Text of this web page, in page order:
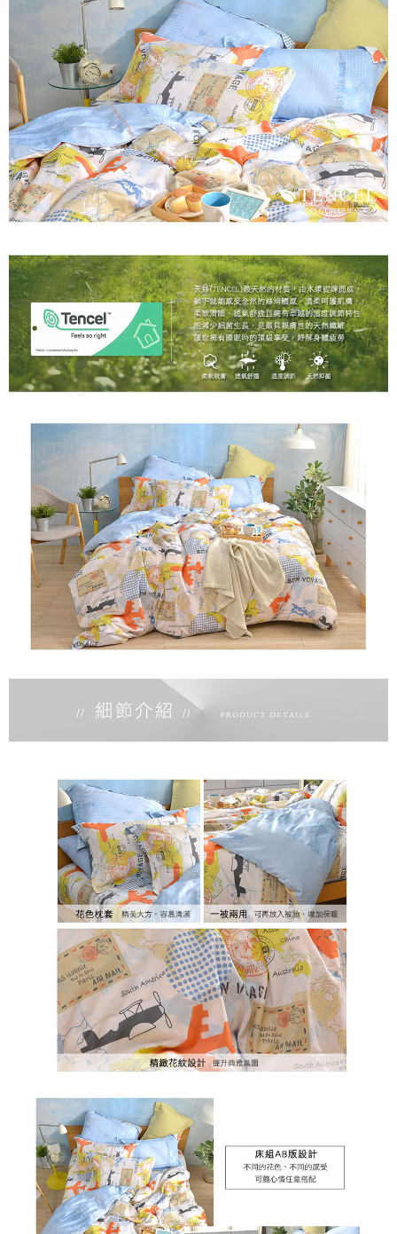
※ 請注意：結帳手續完成當下不需立刻繳費，但若您需要取消訂單，請聯絡
購買商品的店家。未經商家同意取消之訂單仍視為有效，需透過AFTEE先享
後付繳納相關費用。
※ 交易是否成功請以「AFTEE先享後付 」之結帳頁面顯示為準，若有關於
是否繳費成功／繳費後需取消欲退款等相關疑問，請聯繫「AFTEE先享後付
客戶支援中心」https://netprotections.freshdesk.com/support/home
【注意事項】
１．透過由恩沛科技股份有限公司提供之「AFTEE先享後付」服務完成之交
易，需依本服務之必要範圍內提供個人資料，並將交易相關給付款項請求債
權轉讓予恩沛科技股份有限公司。
２．關於個人資料處理事宜，請瀏覽以下網址：
https://aftee.tw/terms/#terms3
３．未成年的使用者請事先徵得法定代理人或監護人之同意方可使用
４．使用「AFTEE先享後付」時，將依據個別帳號之用戶狀況，依本公司即
時審查核予不同之上限額度；若仍有額度不足之情形，本公司將視審查結果
請求用戶進行身份認證。
５．嚴禁一人註冊多個帳號或使用他人資訊註冊。若發現惡意使用之情形，
恩沛科技股份有限公司將有權停止該用戶之使用額度並採取法律行動。